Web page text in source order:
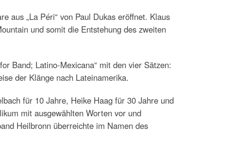
aus „La Péri“ von Paul Dukas eröffnet. Klaus
und somit die Entstehung des zweiten
Band; Latino-Mexicana“ mit den vier Sätzen:
der Klänge nach Lateinamerika.
für 10 Jahre, Heike Haag für 30 Jahre und
mit ausgewählten Worten vor und
Heilbronn überreichte im Namen des